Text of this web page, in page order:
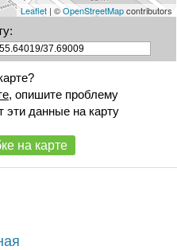
Leaflet| ©OpenStreetMapcontributors
, опишите проблему
эти данные на карту
на карте